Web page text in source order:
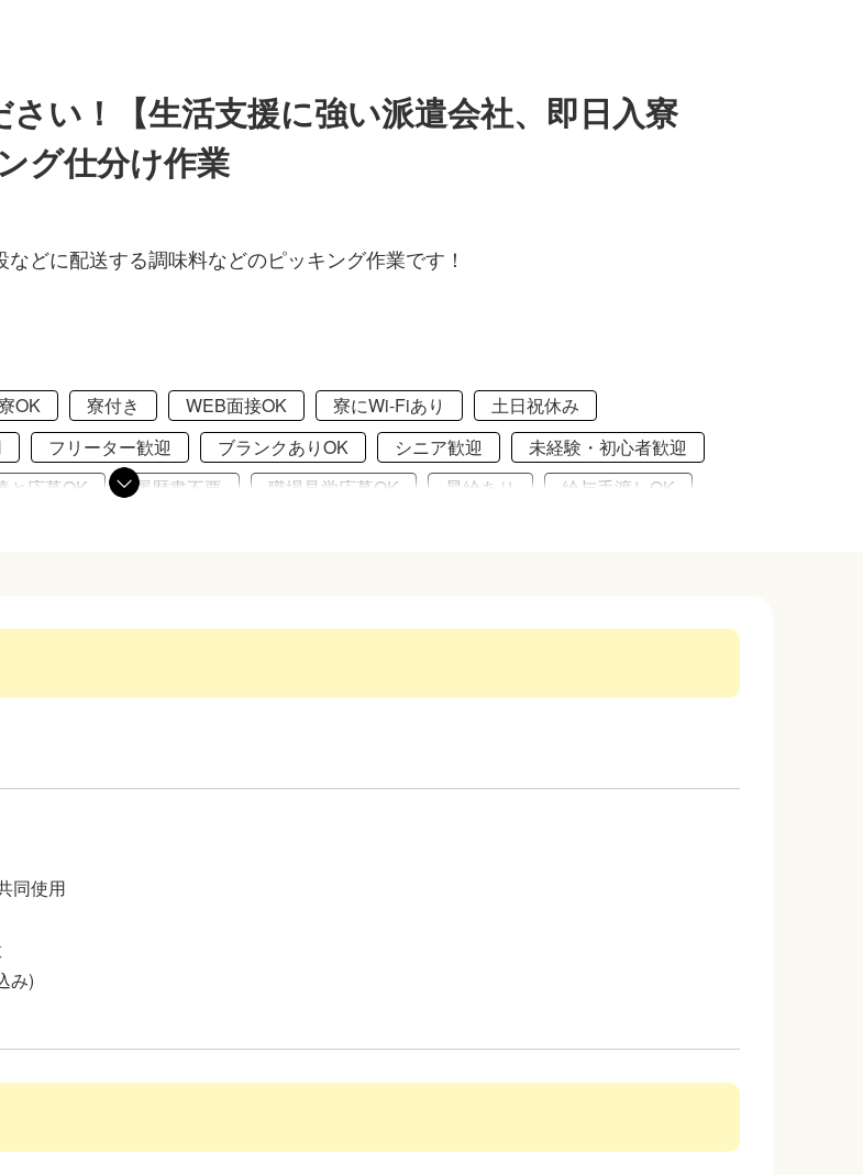
い！【生活支援に強い派遣会社、即日入寮
グ仕分け作業
どに配送する調味料などのピッキング作業です！
OK 寮付き WEB面接OK 寮にWi-Fiあり
土日祝休み
フリーター歓迎 ブランクありOK シニア歓迎
未経験・初心者歓迎
と応募OK 履歴書不要 職場見学応募OK 昇給あり
給与手渡しOK
同使用
み)